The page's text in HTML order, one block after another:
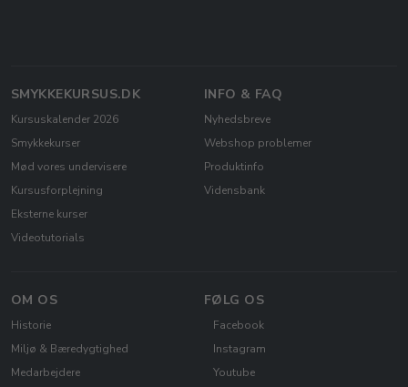
SMYKKEKURSUS.DK
Kursuskalender 2026
Smykkekurser
Mød vores undervisere
Kursusforplejning
Eksterne kurser
Videotutorials
INFO & FAQ
Nyhedsbreve
Webshop problemer
Produktinfo
Vidensbank
OM OS
Historie
Miljø & Bæredygtighed
Medarbejdere
FØLG OS
Facebook
Instagram
Youtube